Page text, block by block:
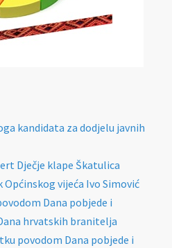
kandidata za dodjelu javnih
Dječje klape Škatulica
vijeća Ivo Simović
Dana pobjede i
hrvatskih branitelja
povodom Dana pobjede i